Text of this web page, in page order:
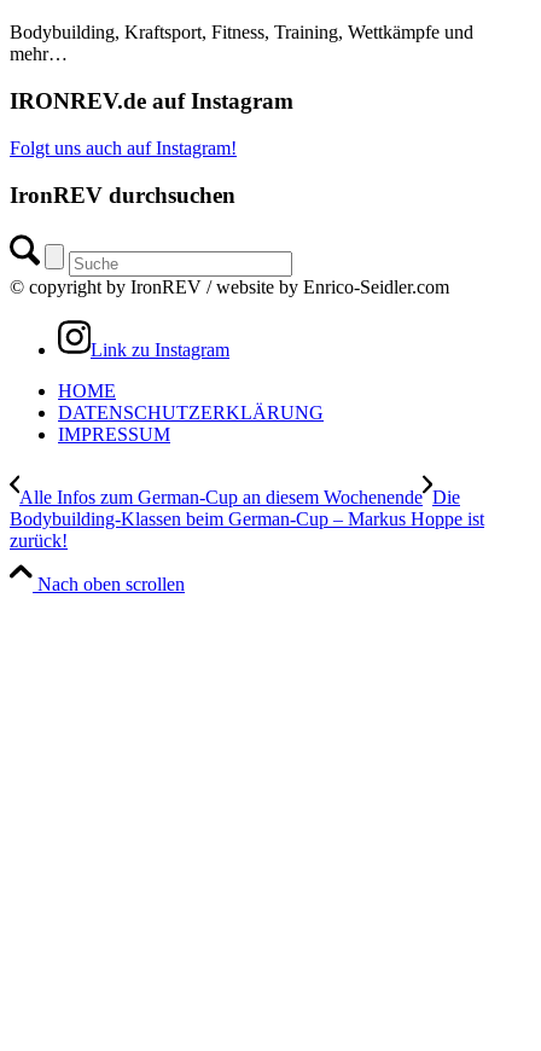
Bodybuilding, Kraftsport, Fitness, Training, Wettkämpfe und
mehr…
IRONREV.de auf Instagram
Folgt uns auch auf Instagram!
IronREV durchsuchen
© copyright by IronREV / website by Enrico-Seidler.com
Link zu Instagram
HOME
DATENSCHUTZERKLÄRUNG
IMPRESSUM
Alle Infos zum German-Cup an diesem Wochenende Die
Bodybuilding-Klassen beim German-Cup – Markus Hoppe ist
zurück!
Nach oben scrollen